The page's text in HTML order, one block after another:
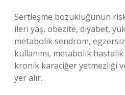
Sertleşme bozukluğunun
ileri yaş, obezite, diyabet,
metabolik sendrom,
kullanımı, metabolik
kronik karaciğer yetmezliği
yer alır.